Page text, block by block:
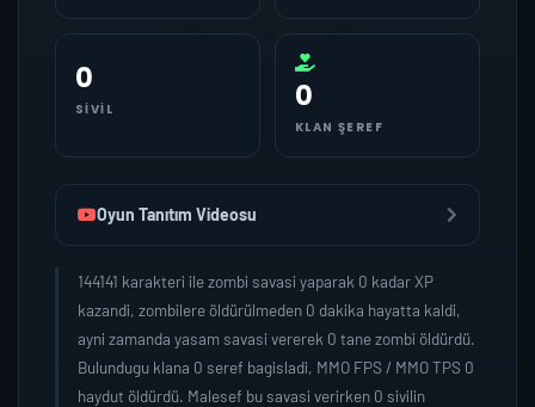
0
SIVIL 0
KLAN ŞEREF
Oyun Tanıtım Videosu
144141 karakteri ile zombi savasi yaparak 0 kadar XP
kazandi, zombilere öldürülmeden 0 dakika hayatta kaldi,
ayni zamanda yasam savasi vererek 0 tane zombi öldürdü.
Bulundugu klana 0 seref bagisladi, MMO FPS / MMO TPS 0
haydut öldürdü. Malesef bu savasi verirken 0 sivilin